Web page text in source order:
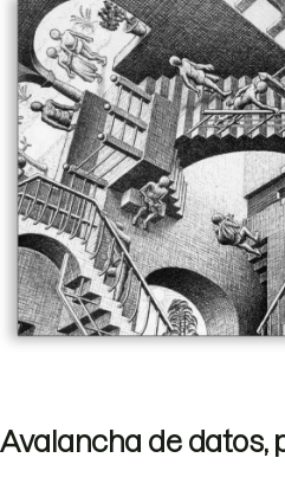
Avalancha de datos,